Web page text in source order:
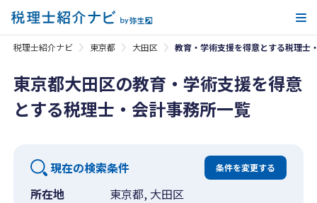
税理士紹介ナビ 東京都 大田区 教育・学術支援を得意とする税理士
東京都大田区の教育・学術支援を得意
とする税理士・会計事務所一覧
現在の検索条件 条件を変更する
所在地
東京都, 大田区